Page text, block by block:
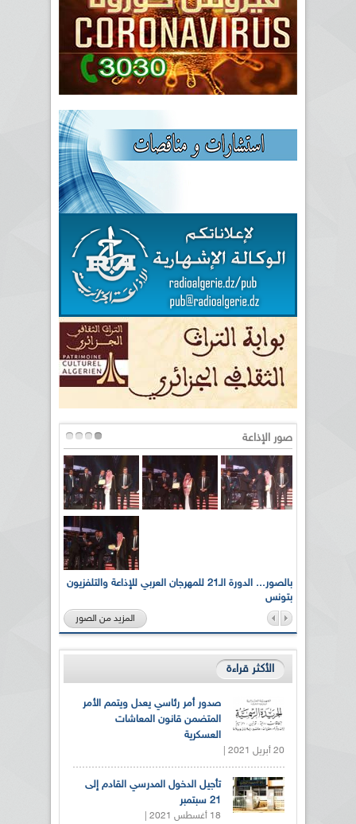
صور الإذاعة
بالصور... الدورة الـ21 للمهرجان العربي للإذاعة والتلفزيون
بتونس
المزيد من الصور
الأكثر قراءة
صدور أمر رئاسي يعدل ويتمم الأمر
المتضمن قانون المعاشات
العسكرية
20 أبريل 2021 |
تأجيل الدخول المدرسي القادم إلى
21 سبتمبر
18 أغسطس 2021 |